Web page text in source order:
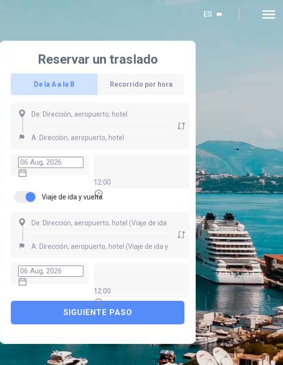
ES
Reservar un traslado
De la A a la B Recorrido por hora
12:00
Viaje de ida y vuelta
12:00
SIGUIENTE PASO